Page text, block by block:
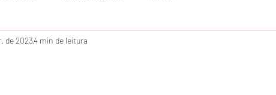
de 20234 min de leitura